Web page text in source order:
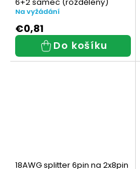
Na vyžádání
€0,81
Do košíku
18AWG splitter 6pin na 2x8pin